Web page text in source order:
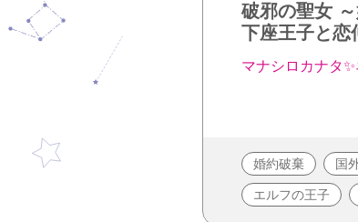
破邪の聖女
下座王子と恋
マナシロカナタ
婚約破棄 国
エルフの王子